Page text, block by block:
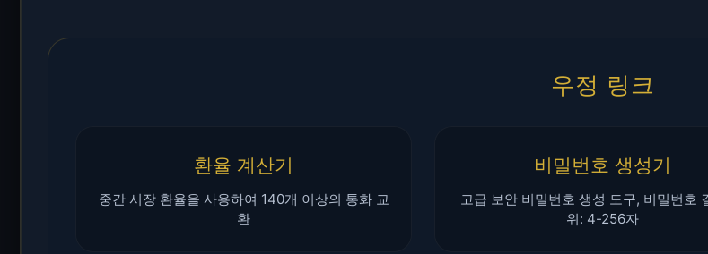
우정 링크
환율 계산기
중간 시장 환율을 사용하여 140개 이상의 통화 교
환
비밀번호 생성기
고급 보안 비밀번호 생성 도구, 비밀번호
위: 4-256자